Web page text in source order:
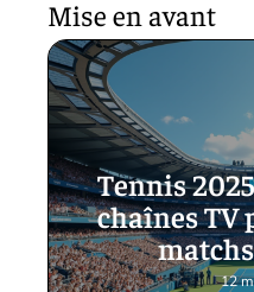
Mise en avant
Tennis
chaînes TV
12